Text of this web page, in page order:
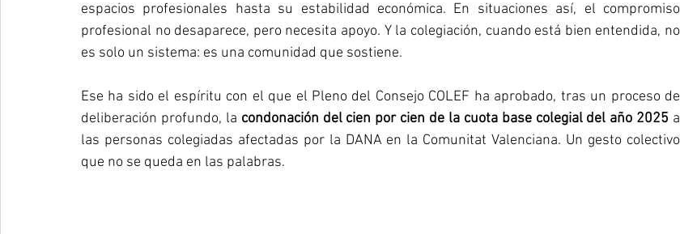
espacios profesionales hasta su estabilidad económica. En situaciones así, el compromiso
profesional no desaparece, pero necesita apoyo. Y la colegiación, cuando está bien entendida, no
es solo un sistema: es una comunidad que sostiene.
Ese ha sido el espíritu con el que el Pleno del Consejo COLEF ha aprobado, tras un proceso de
deliberación profundo, la condonación del cien por cien de la cuota base colegial del año 2025 a
las personas colegiadas afectadas por la DANA en la Comunitat Valenciana. Un gesto colectivo
que no se queda en las palabras.